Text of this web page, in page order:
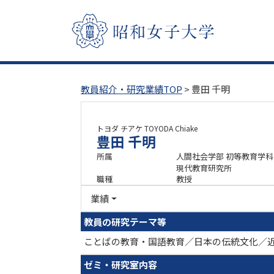
教員紹介・研究業績TOP > 豊田 千明
トヨダ チアケTOYODA Chiake
豊田 千明
所属
人間社会学部 初等教育学科
現代教育研究所
職種
教授
業績
教員の研究テーマ等
ことばの教育・国語教育／日本の伝統文化／
ゼミ・研究室内容